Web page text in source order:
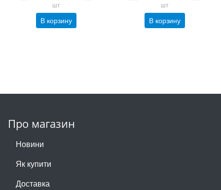
шт
В корзину
шт
В корзину
Про магазин
Новини
Як купити
Доставка